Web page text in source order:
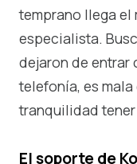
temprano llega el
especialista.
dejaron de entrar
telefonía, es mala
tranquilidad
El soporte de